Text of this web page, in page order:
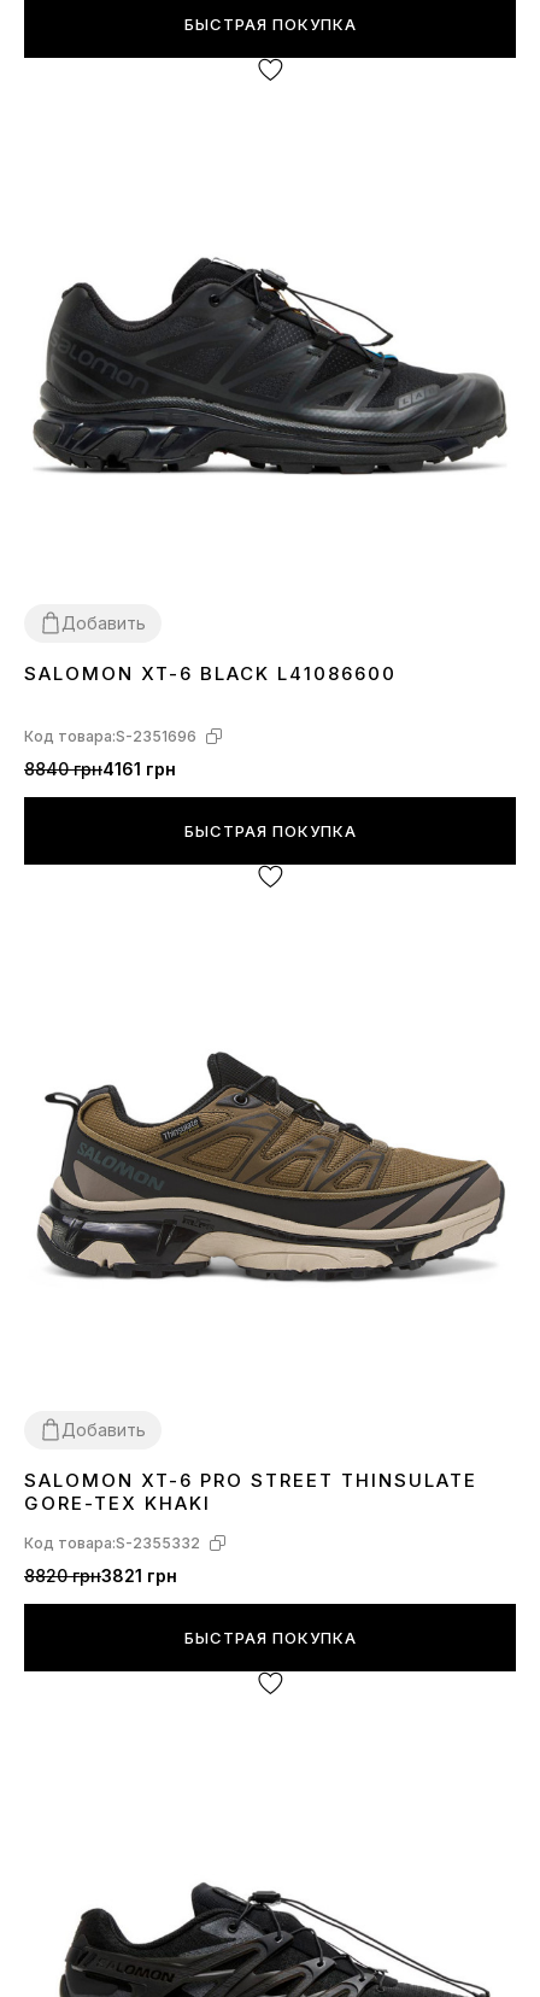
БЫСТРАЯ ПОКУПКА
Добавить
4041 42 43 44 45
SALOMON XT-6 BLACK L41086600
Код товара:S-2351696
8840 грн4161 грн
БЫСТРАЯ ПОКУПКА
Добавить
414243 44 45 46
SALOMON XT-6 PRO STREET THINSULATE
GORE-TEX KHAKI
Код товара:S-2355332
8820 грн3821 грн
БЫСТРАЯ ПОКУПКА